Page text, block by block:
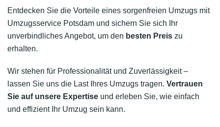
Entdecken Sie die Vorteile eines sorgenfreien Umzugs mit
Umzugsservice Potsdam und sichern Sie sich Ihr
unverbindliches Angebot, um den besten Preis zu
erhalten.
Wir stehen für Professionalität und Zuverlässigkeit –
lassen Sie uns die Last Ihres Umzugs tragen. Vertrauen
Sie auf unsere Expertise und erleben Sie, wie einfach
und effizient Ihr Umzug sein kann.